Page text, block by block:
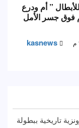
” أم ودرع
فوق جسر الأمل
kasnews
تاريخية ببطولة